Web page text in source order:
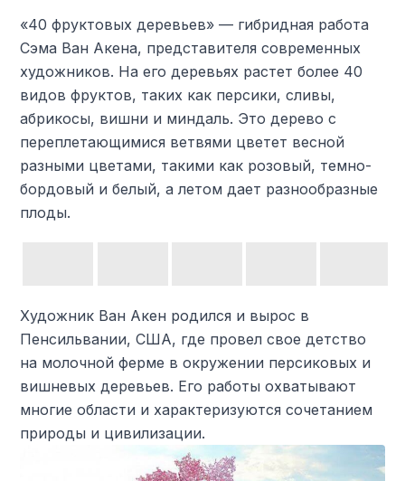
«40 фруктовых деревьев» — гибридная работа
Сэма Ван Акена, представителя современных
художников. На его деревьях растет более 40
видов фруктов, таких как персики, сливы,
абрикосы, вишни и миндаль. Это дерево с
переплетающимися ветвями цветет весной
разными цветами, такими как розовый, темно-
бордовый и белый, а летом дает разнообразные
плоды.
Художник Ван Акен родился и вырос в
Пенсильвании, США, где провел свое детство
на молочной ферме в окружении персиковых и
вишневых деревьев. Его работы охватывают
многие области и характеризуются сочетанием
природы и цивилизации.